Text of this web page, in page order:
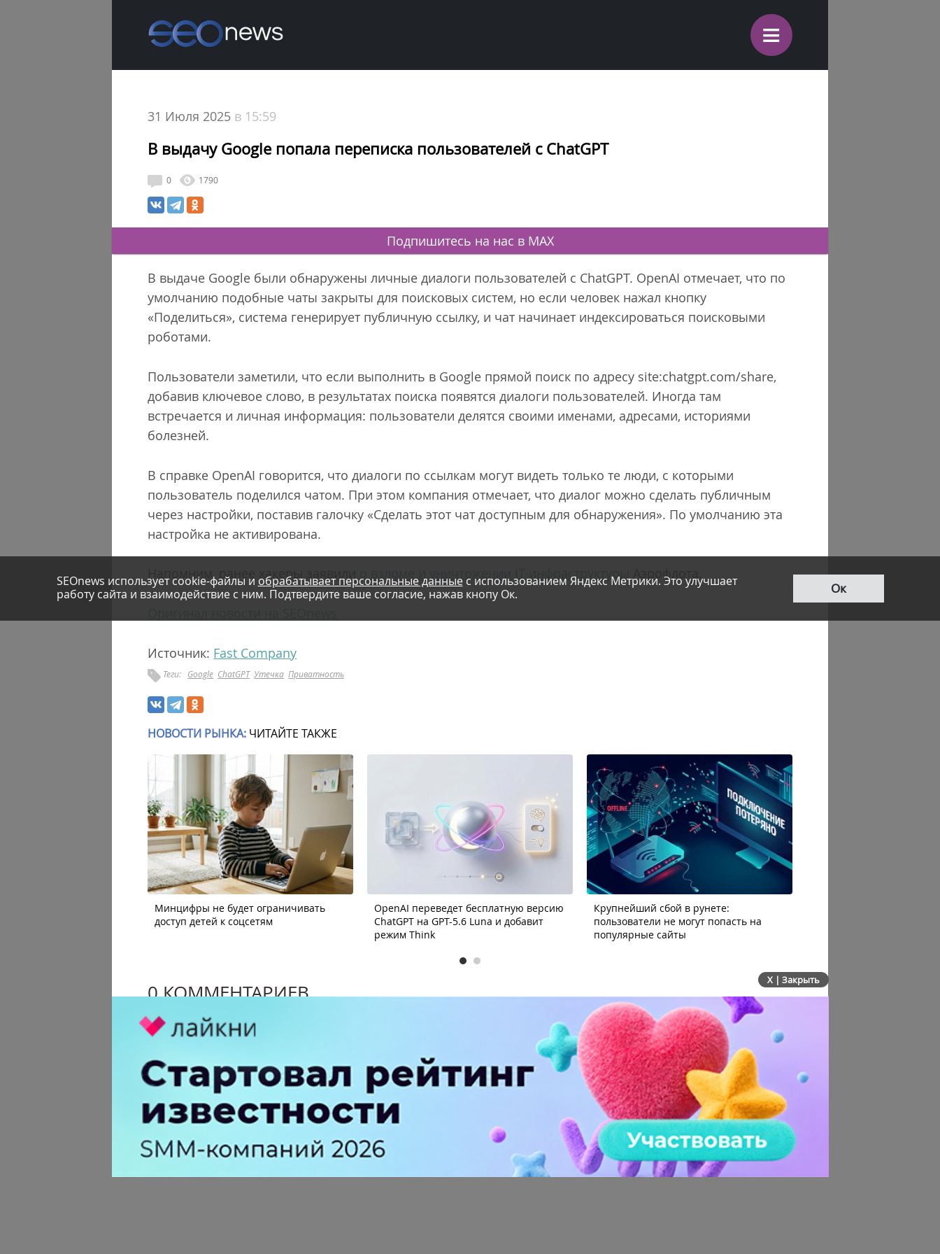
≡
31 Июля 2025 в 15:59
В выдачу Google попала переписка пользователей с ChatGPT
0 1790
Подпишитесь на нас в MAX
В выдаче Google были обнаружены личные диалоги пользователей с ChatGPT. OpenAI отмечает, что по
умолчанию подобные чаты закрыты для поисковых систем, но если человек нажал кнопку
«Поделиться», система генерирует публичную ссылку, и чат начинает индексироваться поисковыми
роботами.
Пользователи заметили, что если выполнить в Google прямой поиск по адресу site:chatgpt.com/share,
добавив ключевое слово, в результатах поиска появятся диалоги пользователей. Иногда там
встречается и личная информация: пользователи делятся своими именами, адресами, историями
болезней.
В справке OpenAI говорится, что диалоги по ссылкам могут видеть только те люди, с которыми
пользователь поделился чатом. При этом компания отмечает, что диалог можно сделать публичным
через настройки, поставив галочку «Сделать этот чат доступным для обнаружения». По умолчанию эта
настройка не активирована.
Напомним, ранее хакеры заявили о взломе и уничтожении IT-инфраструктуры Аэрофлота.
Источник: Fast Company
Теги: Google ChatGPT Утечка Приватность
SEOnews использует cookie-файлы и обрабатывает персональные данныес использованием Яндекс Метрики. Это улучшает
работу сайта и взаимодействие с ним. Подтвердите ваше согласие, нажав кнопу Ок.
Ок
НОВОСТИ РЫНКА: ЧИТАЙТЕ ТАКЖЕ
Минцифры не будет ограничивать
доступ детей к соцсетям
OpenAI переведет бесплатную версию
ChatGPT на GPT-5.6 Luna и добавит
режим Think
Крупнейший сбой в рунете:
пользователи не могут попасть на
популярные сайты
0 КОММЕНТАРИЕВ
X | Закрыть